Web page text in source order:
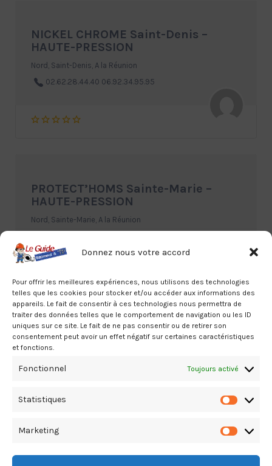
Donnez nous votre accord
Pour offrir les meilleures expériences, nous utilisons des technologies
telles que les cookies pour stocker et/ou accéder aux informations des
appareils. Le fait de consentir à ces technologies nous permettra de
traiter des données telles que le comportement de navigation ou les ID
uniques sur ce site. Le fait de ne pas consentir ou de retirer son
consentement peut avoir un effet négatif sur certaines caractéristiques
et fonctions.
Fonctionnel Toujours activé
Statistiques
Marketing
NICKEL CHROME Saint-Denis –
HAUTE-PRESSION
Nord, Saint-Denis, A la Réunion
02.62.28.44.40 06.92.34.95.95
PROTECT’HOMS Sainte-Marie –
HAUTE-PRESSION
Nord, Sainte-Marie, A la Réunion
COROI Le Port Cedex – HAUTE-
Ouest, Le Port, A la Réunion